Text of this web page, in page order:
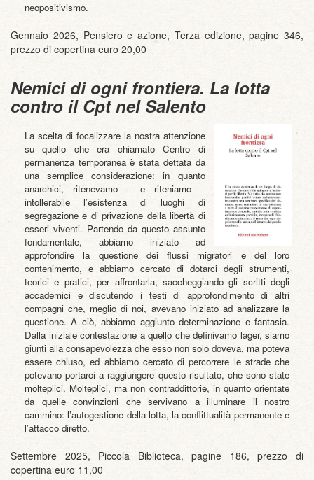
neopositivismo.
Gennaio 2026, Pensiero e azione, Terza edizione, pagine 346,
prezzo di copertina euro 20,00
Nemici di ogni frontiera. La lotta
contro il Cpt nel Salento
La scelta di focalizzare la nostra attenzione
su quello che era chiamato Centro di
permanenza temporanea è stata dettata da
una semplice considerazione: in quanto
anarchici, ritenevamo – e riteniamo –
intollerabile l’esistenza di luoghi di
segregazione e di privazione della libertà di
esseri viventi. Partendo da questo assunto
fondamentale, abbiamo iniziato ad
approfondire la questione dei flussi migratori e del loro
contenimento, e abbiamo cercato di dotarci degli strumenti,
teorici e pratici, per affrontarla, saccheggiando gli scritti degli
accademici e discutendo i testi di approfondimento di altri
compagni che, meglio di noi, avevano iniziato ad analizzare la
questione. A ciò, abbiamo aggiunto determinazione e fantasia.
Dalla iniziale contestazione a quello che definivamo lager, siamo
giunti alla consapevolezza che esso non solo doveva, ma poteva
essere chiuso, ed abbiamo cercato di percorrere le strade che
potevano portarci a raggiungere questo risultato, che sono state
molteplici. Molteplici, ma non contraddittorie, in quanto orientate
da quelle convinzioni che servivano a illuminare il nostro
cammino: l’autogestione della lotta, la conflittualità permanente e
l’attacco diretto.
Settembre 2025, Piccola Biblioteca, pagine 186, prezzo di
copertina euro 11,00